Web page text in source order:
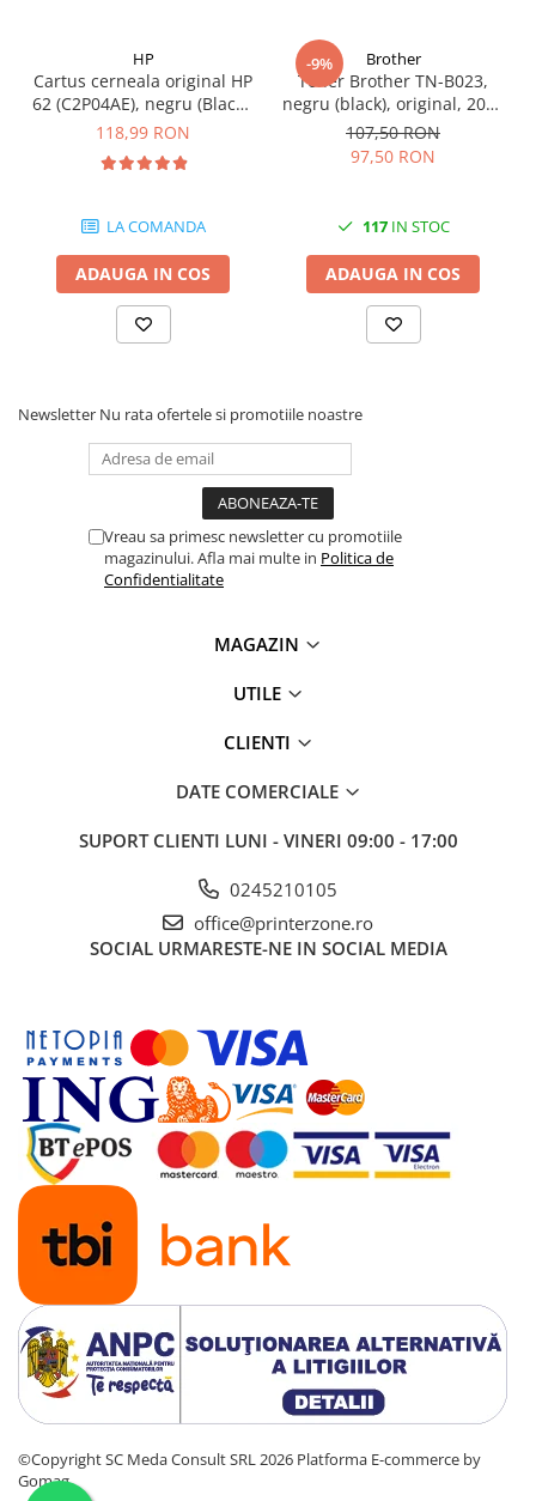
Placi video profesionale
SSD-uri externe
Hard disk-uri externe
Card reader
Periferice PC
Web-cam-uri si sisteme
videoconferinta
Accesorii PC
Rack-uri & accesorii rack
Modemuri
Camere IP
Accesorii retelistica
PDU
UPS & Stabilizatoare
UPS-uri
Baterii UPS
Accesorii UPS
Servere, Storage & NAS
Servere NAS
Servere
SSD enterprise
DAS (Direct Attached Storage)
HP
Cartus cerneala original HP
62 (C2P04AE), negru (Black),
200 pagini
118,99 RON
LA COMANDA
ADAUGA IN COS
-9% Brother
Toner Brother TN-B023,
negru (black), original, 2000
pagini
107,50 RON
97,50 RON
117IN STOC
ADAUGA IN COS
Newsletter Nu rata ofertele si promotiile noastre
Vreau sa primesc newsletter cu promotiile
magazinului. Afla mai multe in Politica de
Confidentialitate
MAGAZIN
UTILE
CLIENTI
DATE COMERCIALE
SUPORT CLIENTI LUNI - VINERI 09:00 - 17:00
0245210105
office@printerzone.ro
SOCIAL URMARESTE-NE IN SOCIAL MEDIA
©Copyright SC Meda Consult SRL 2026 Platforma E-commerce by
Gomag